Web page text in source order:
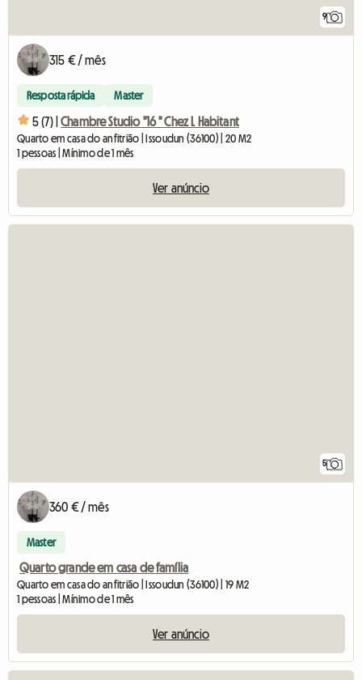
9
315 € / mês
Resposta rápida Master
5 (7) | Chambre Studio "16 " Chez L Habitant
Quarto em casa do anfitrião | Issoudun (36100) | 20 M2
1 pessoas | Mínimo de 1 mês
Ver anúncio
5
360 € / mês
Master
Quarto grande em casa de família
Quarto em casa do anfitrião | Issoudun (36100) | 19 M2
1 pessoas | Mínimo de 1 mês
Ver anúncio